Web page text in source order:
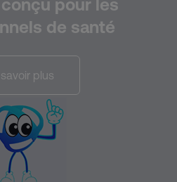
conçu pour les
de santé
plus